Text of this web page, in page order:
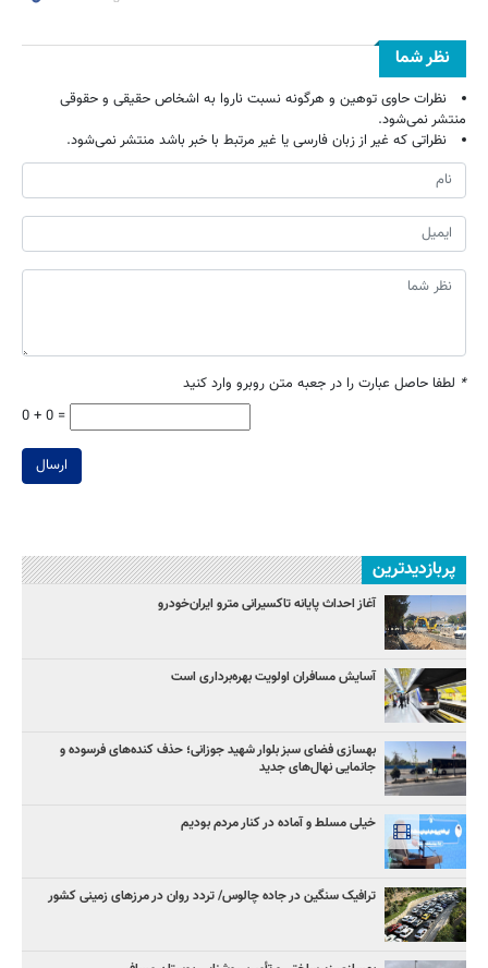
نظر شما
نظرات حاوی توهین و هرگونه نسبت ناروا به اشخاص حقیقی و حقوقی
منتشر نمی‌شود.
نظراتی که غیر از زبان فارسی یا غیر مرتبط با خبر باشد منتشر نمی‌شود.
* لطفا حاصل عبارت را در جعبه متن روبرو وارد کنید
0 + 0 =
ارسال
پربازدیدترین
آغاز احداث پایانه تاکسیرانی مترو ایران‌خودرو
آسایش مسافران اولویت بهره‌برداری است
بهسازی فضای سبز بلوار شهید جوزانی؛ حذف کنده‌های فرسوده و
جانمایی نهال‌های جدید
خیلی مسلط و آماده در کنار مردم بودیم
ترافیک سنگین در جاده چالوس/ تردد روان در مرزهای زمینی کشور